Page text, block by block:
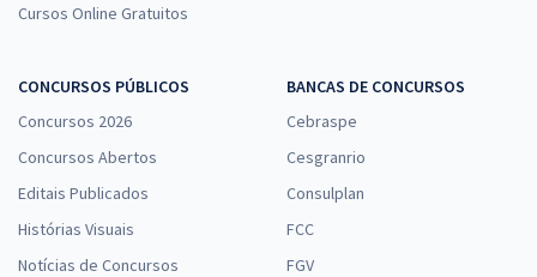
Cursos Online Gratuitos
CONCURSOS PÚBLICOS
Concursos 2026
Concursos Abertos
Editais Publicados
Histórias Visuais
Notícias de Concursos
BANCAS DE CONCURSOS
Cebraspe
Cesgranrio
Consulplan
FCC
FGV